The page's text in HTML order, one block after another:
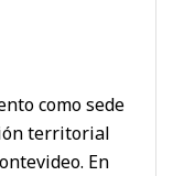
como sede
territorial
En